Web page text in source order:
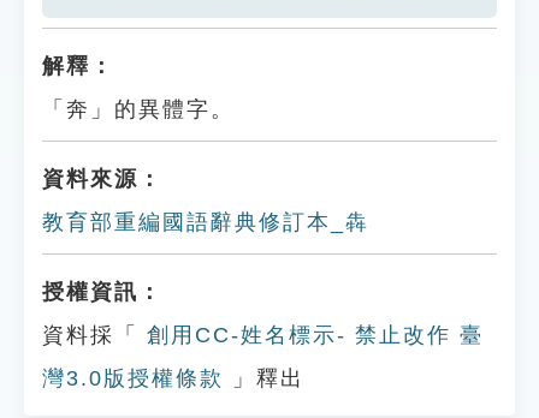
解釋：
「奔」的異體字。
資料來源：
教育部重編國語辭典修訂本_犇
授權資訊：
資料採「
創用CC-姓名標示- 禁止改作 臺
灣3.0版授權條款
」釋出